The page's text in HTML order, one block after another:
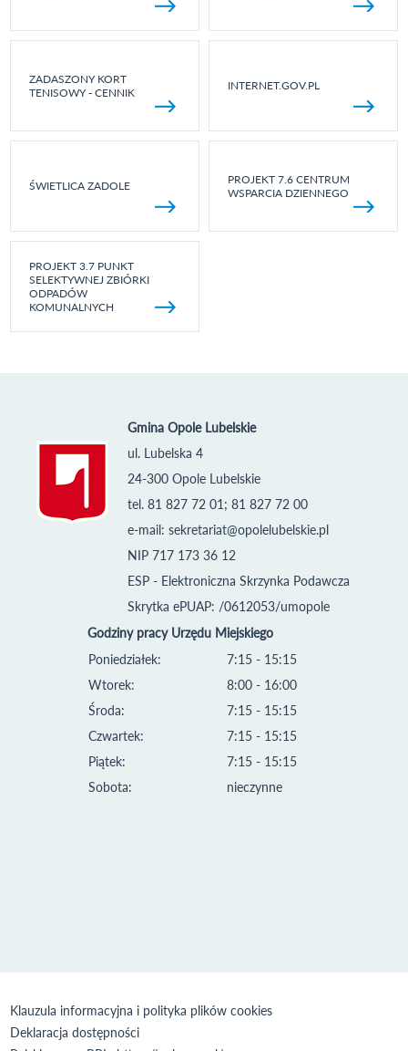
ZADASZONY KORT
TENISOWY - CENNIK
INTERNET.GOV.PL
ŚWIETLICA ZADOLE
PROJEKT 7.6 CENTRUM
WSPARCIA DZIENNEGO
PROJEKT 3.7 PUNKT
SELEKTYWNEJ ZBIÓRKI
ODPADÓW
KOMUNALNYCH
Gmina Opole Lubelskie
ul. Lubelska 4
24-300 Opole Lubelskie
tel. 81 827 72 01; 81 827 72 00
e-mail: sekretariat@opolelubelskie.pl
NIP 717 173 36 12
ESP - Elektroniczna Skrzynka Podawcza
Skrytka ePUAP: /0612053/umopole
Godziny pracy Urzędu Miejskiego
Poniedziałek:
Wtorek:
Środa:
Czwartek:
Piątek:
Sobota:
7:15 - 15:15
8:00 - 16:00
7:15 - 15:15
7:15 - 15:15
7:15 - 15:15
nieczynne
Klauzula informacyjna i polityka plików cookies
Deklaracja dostępności